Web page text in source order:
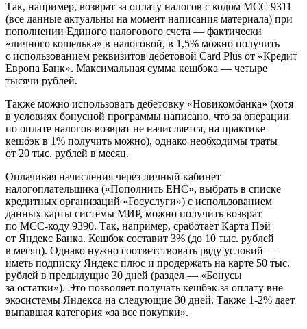
Так, например, возврат за оплату налогов с кодом МСС 9311
(все данные актуальны на момент написания материала) при
пополнении Единого налогового счета — фактически
«личного кошелька» в налоговой, в 1,5% можно получить
с использованием реквизитов дебетовой Card Plus от «Кредит
Европа Банк». Максимальная сумма кешбэка — четыре
тысячи рублей.
Также можно использовать дебетовку «Новикомбанка» (хотя
в условиях бонусной программы написано, что за операции
по оплате налогов возврат не начисляется, на практике
кешбэк в 1% получить можно), однако необходимы траты
от 20 тыс. рублей в месяц.
Оплачивая начисления через личный кабинет
налогоплательщика («Пополнить ЕНС», выбрать в списке
кредитных организаций «Госуслуги») с использованием
данных карты системы МИР, можно получить возврат
по МСС-коду 9390. Так, например, сработает Карта Пэй
от Яндекс Банка. Кешбэк составит 3% (до 10 тыс. рублей
в месяц). Однако нужно соответствовать ряду условий —
иметь подписку Яндекс плюс и продержать на карте 50 тыс.
рублей в предыдущие 30 дней (раздел — «Бонусы
за остатки»). Это позволяет получать кешбэк за оплату вне
экосистемы Яндекса на следующие 30 дней. Также 1-2% дает
выпавшая категория «за все покупки».